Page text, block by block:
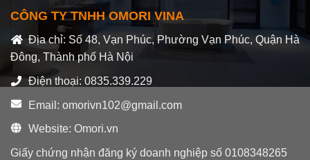
CÔNG TY TNHH OMORI VINA
Địa chỉ: Số 48, Vạn Phúc, Phường Vạn Phúc, Quận Hà
Đông, Thành phố Hà Nội
Điện thoại: 0835.339.229
Email: omorivn102@gmail.com
Website: Omori.vn
Giấy chứng nhận đăng ký doanh nghiệp số 0108348265